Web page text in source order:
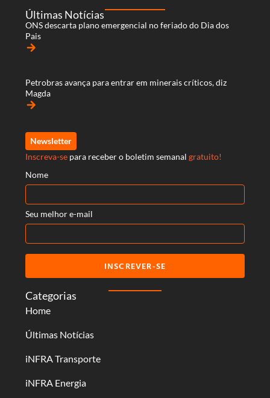
Categorias
Home
Últimas Notícias
iNFRA Transporte
iNFRA Energia
Últimas Notícias
ONS descarta plano emergencial no feriado do Dia dos
Pais
arrow_forward
Petrobras avança para entrar em minerais críticos, diz
Magda
arrow_forward
Newsletter
Inscreva-se para receber o boletim semanal gratuito!
Nome
Seu melhor e-mail
INSCREVER-SE